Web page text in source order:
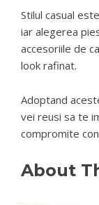
Stilul casual
iar alegerea
accesoriile de
look rafinat.
Adoptand
vei reusi sa te
compromite
About